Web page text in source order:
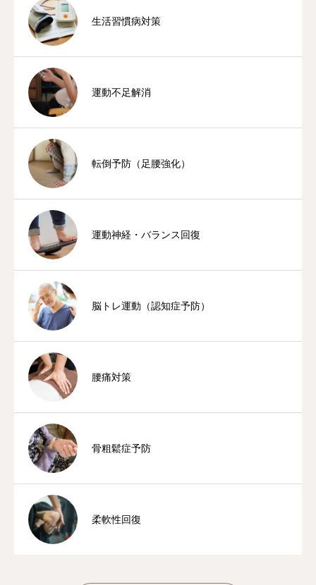
生活習慣病対策
運動不足解消
転倒予防（足腰強化）
運動神経・バランス回復
脳トレ運動（認知症予防）
腰痛対策
骨粗鬆症予防
柔軟性回復